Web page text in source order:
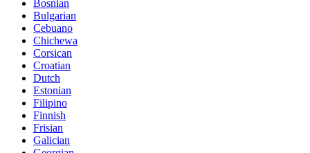
Bosnian
Bulgarian
Cebuano
Chichewa
Corsican
Croatian
Dutch
Estonian
Filipino
Finnish
Frisian
Galician